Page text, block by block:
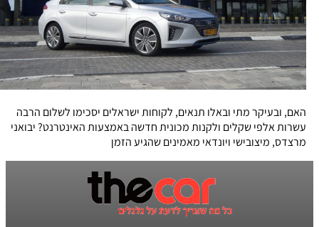
האם, ובעיקר מתי ובאלו תנאים, לקוחות ישראלים יסכימו לשלום הרבה
עשרות אלפי שקלים ולקנות מכונית חדשה באמצעות האינטרנט? יבואני
מרצדס, מיצובישי ויונדאי מאמינים שהגיע הזמן